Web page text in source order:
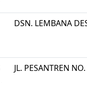
DSN. LEMBANA
JL. PESANTREN